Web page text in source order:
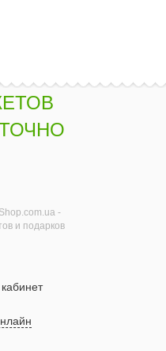
-
и подарков